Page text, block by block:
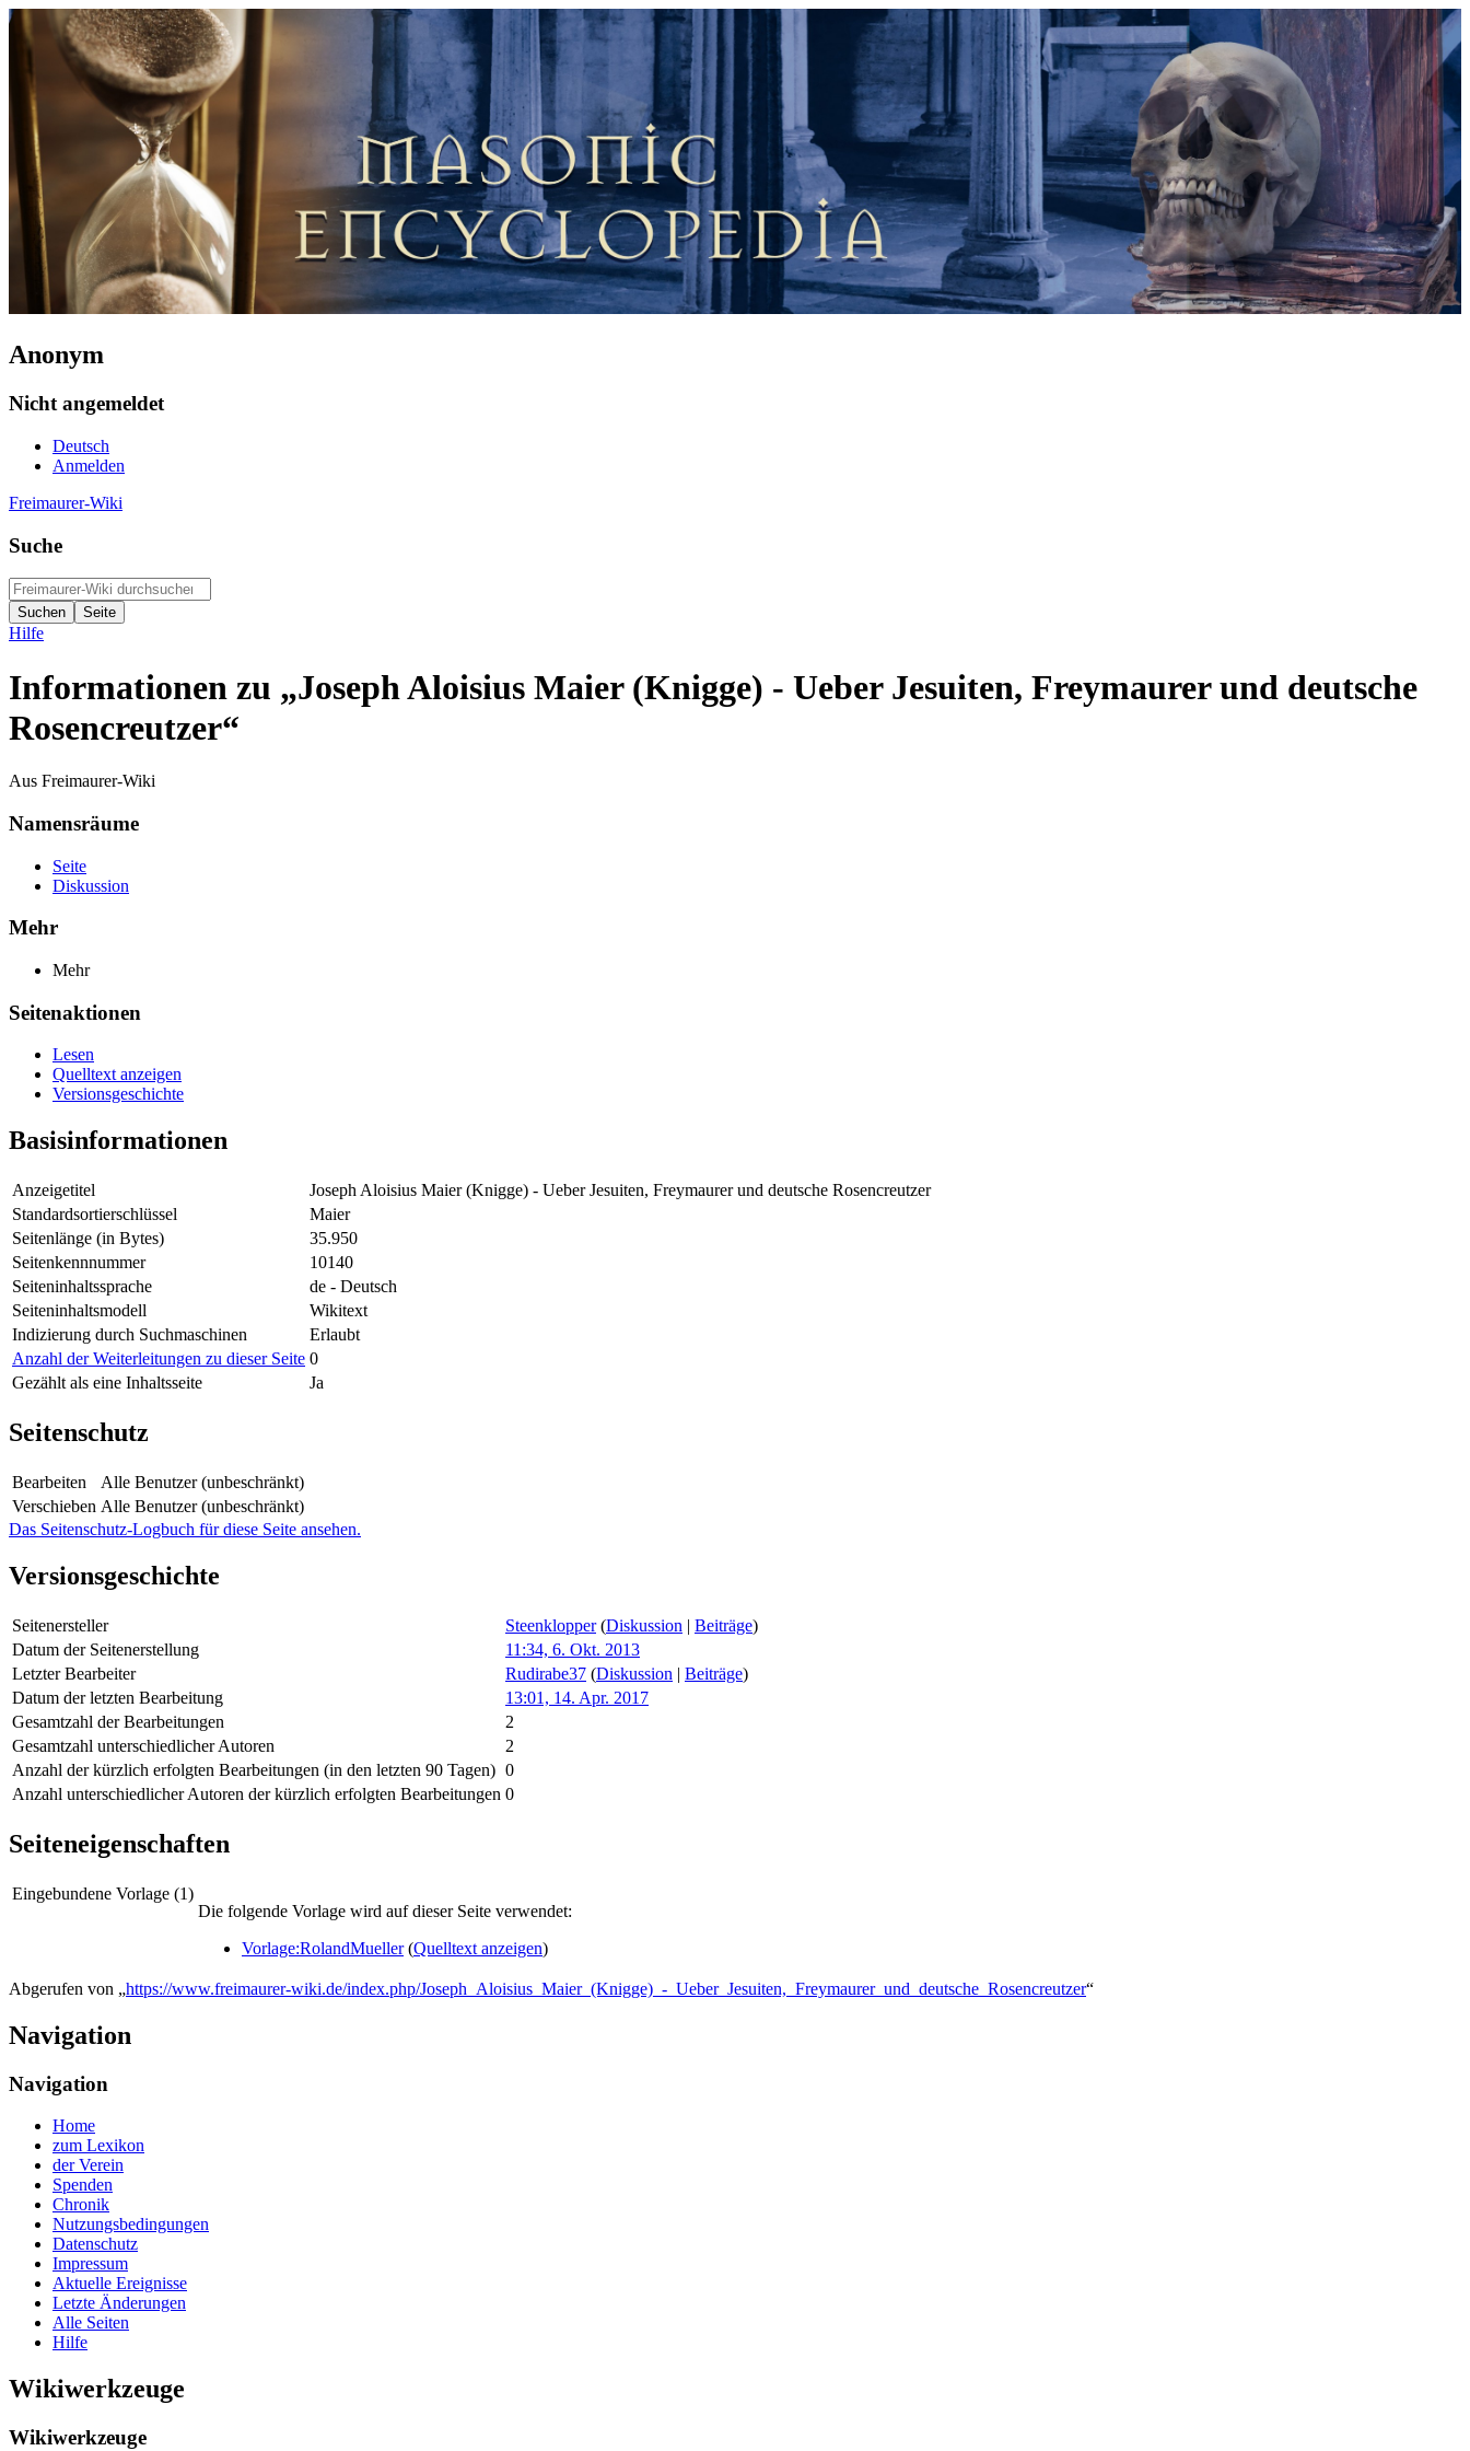
Anonym
Nicht angemeldet
Deutsch
Anmelden
Freimaurer-Wiki
Suche
Hilfe
Informationen zu „Joseph Aloisius Maier (Knigge) - Ueber Jesuiten, Freymaurer und deutsche
Rosencreutzer“
Aus Freimaurer-Wiki
Namensräume
Seite
Diskussion
Mehr
Mehr
Seitenaktionen
Lesen
Quelltext anzeigen
Versionsgeschichte
Basisinformationen
Anzeigetitel
Joseph Aloisius Maier (Knigge) - Ueber Jesuiten, Freymaurer und deutsche Rosencreutzer
Standardsortierschlüssel
Maier
Seitenlänge (in Bytes)
35.950
Seitenkennnummer
10140
Seiteninhaltssprache
de - Deutsch
Seiteninhaltsmodell
Wikitext
Indizierung durch Suchmaschinen
Erlaubt
Anzahl der Weiterleitungen zu dieser Seite 0
Gezählt als eine Inhaltsseite
Ja
Seitenschutz
Bearbeiten
Alle Benutzer (unbeschränkt)
Verschieben Alle Benutzer (unbeschränkt)
Das Seitenschutz-Logbuch für diese Seite ansehen.
Versionsgeschichte
Seitenersteller Steenklopper (Diskussion | Beiträge)
Datum der Seitenerstellung
11:34, 6. Okt. 2013
Letzter Bearbeiter
Rudirabe37 (Diskussion | Beiträge)
Datum der letzten Bearbeitung
13:01, 14. Apr. 2017
Gesamtzahl der Bearbeitungen
2
Gesamtzahl unterschiedlicher Autoren
2
Anzahl der kürzlich erfolgten Bearbeitungen (in den letzten 90 Tagen) 0
Anzahl unterschiedlicher Autoren der kürzlich erfolgten Bearbeitungen 0
Seiteneigenschaften
Eingebundene Vorlage (1)
Die folgende Vorlage wird auf dieser Seite verwendet:
Vorlage:RolandMueller(Quelltext anzeigen)
Abgerufen von „https://www.freimaurer-wiki.de/index.php/Joseph_Aloisius_Maier_(Knigge)_-_Ueber_Jesuiten,_Freymaurer_und_deutsche_Rosencreutzer“
Navigation
Navigation
Home
zum Lexikon
der Verein
Spenden
Chronik
Nutzungsbedingungen
Datenschutz
Impressum
Aktuelle Ereignisse
Letzte Änderungen
Alle Seiten
Hilfe
Wikiwerkzeuge
Wikiwerkzeuge